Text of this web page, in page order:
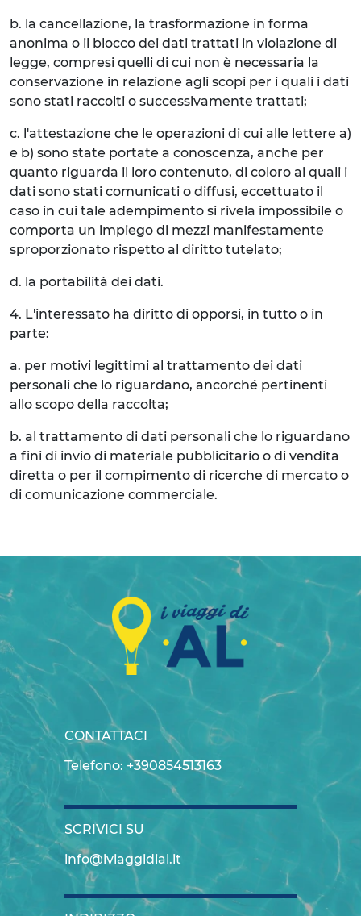
b. la cancellazione, la trasformazione in forma
anonima o il blocco dei dati trattati in violazione di
legge, compresi quelli di cui non è necessaria la
conservazione in relazione agli scopi per i quali i dati
sono stati raccolti o successivamente trattati;
c. l'attestazione che le operazioni di cui alle lettere a)
e b) sono state portate a conoscenza, anche per
quanto riguarda il loro contenuto, di coloro ai quali i
dati sono stati comunicati o diffusi, eccettuato il
caso in cui tale adempimento si rivela impossibile o
comporta un impiego di mezzi manifestamente
sproporzionato rispetto al diritto tutelato;
d. la portabilità dei dati.
4. L'interessato ha diritto di opporsi, in tutto o in
parte:
a. per motivi legittimi al trattamento dei dati
personali che lo riguardano, ancorché pertinenti
allo scopo della raccolta;
b. al trattamento di dati personali che lo riguardano
a fini di invio di materiale pubblicitario o di vendita
diretta o per il compimento di ricerche di mercato o
di comunicazione commerciale.
CONTATTACI
Telefono: +390854513163
SCRIVICI SU
info@iviaggidial.it